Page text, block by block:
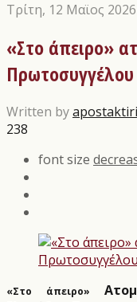
Τρίτη, 12 Μαϊος
«Στο άπειρο»
Πρωτοσυγγέλου
Written by
238
font size
«Στο άπειρο»